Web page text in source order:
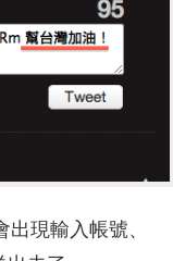
現輸入帳號、